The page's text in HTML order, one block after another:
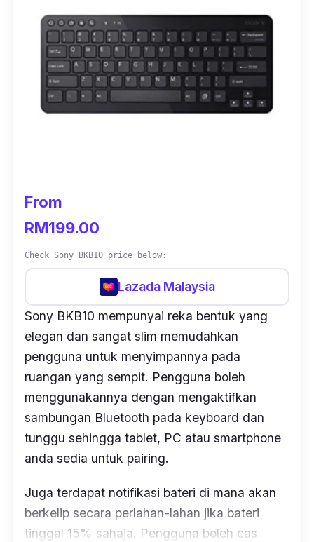
From
RM199.00
Check Sony BKB10 price below:
Lazada Malaysia
Sony BKB10 mempunyai reka bentuk yang
elegan dan sangat slim memudahkan
pengguna untuk menyimpannya pada
ruangan yang sempit. Pengguna boleh
menggunakannya dengan mengaktifkan
sambungan Bluetooth pada keyboard dan
tunggu sehingga tablet, PC atau smartphone
anda sedia untuk pairing.
Juga terdapat notifikasi bateri di mana akan
berkelip secara perlahan-lahan jika bateri
tinggal 15% sahaja. Pengguna boleh cas